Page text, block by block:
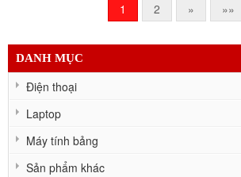
1 2 » »»
DANH MỤC
Điện thoại
Laptop
Máy tính bảng
Sản phẩm khác